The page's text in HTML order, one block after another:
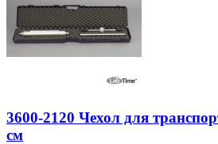
3600-2120 Чехол для
см